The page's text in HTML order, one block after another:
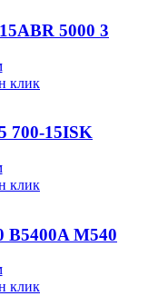
5000 3
клик
700-15ISK
клик
B5400A M540
клик